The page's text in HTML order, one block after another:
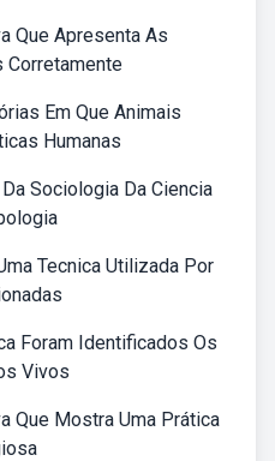
Que Apresenta As
Corretamente
Em Que Animais
Humanas
Sociologia Da Ciencia
Tecnica Utilizada Por
Foram Identificados Os
Vivos
Que Mostra Uma Prática